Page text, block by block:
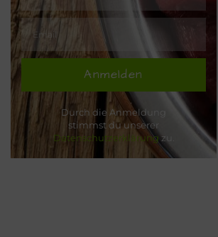
Anmelden
Durch die Anmeldung
stimmst du unserer
Datenschutzerklärungzu.